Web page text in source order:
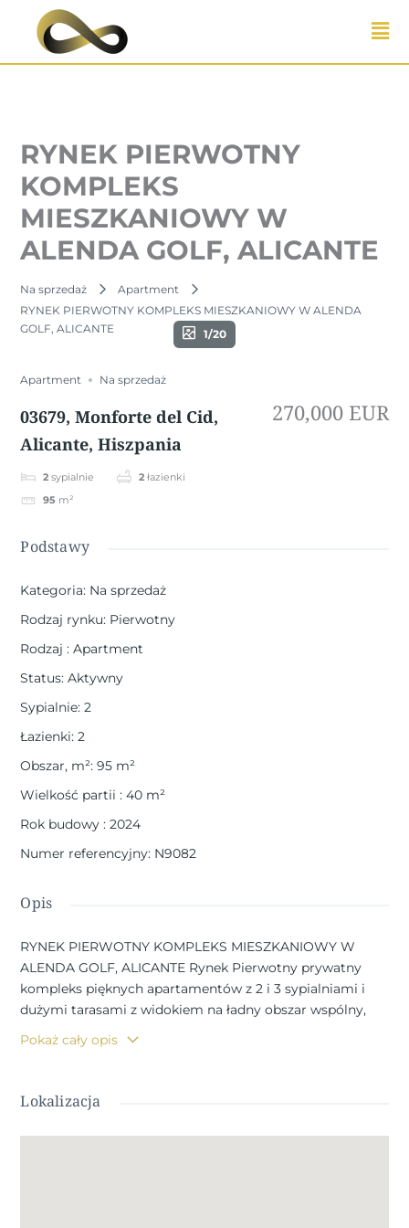
Przejdź
RYNEK PIERWOTNY
KOMPLEKS
MIESZKANIOWY W
ALENDA GOLF, ALICANTE
Na sprzedaż
Apartment
RYNEK PIERWOTNY KOMPLEKS MIESZKANIOWY W ALENDA
GOLF, ALICANTE
1/20
Apartment Na sprzedaż
03679, Monforte del Cid,
Alicante, Hiszpania
2 sypialnie 2 łazienki
95 m²
270,000 EUR
Podstawy
Kategoria: Na sprzedaż
Rodzaj rynku: Pierwotny
Rodzaj: Apartment
Status: Aktywny
Sypialnie: 2
Łazienki: 2
Obszar, m²: 95 m²
Wielkość partii: 40 m²
Rok budowy: 2024
Numer referencyjny: N9082
Opis
RYNEK PIERWOTNY KOMPLEKS MIESZKANIOWY W
ALENDA GOLF, ALICANTE Rynek Pierwotny prywatny
kompleks pięknych apartamentów z 2 i 3 sypialniami i
dużymi tarasami z widokiem na ładny obszar wspólny,
tętniącym życiem nocnym na plaży, łatwo dostępnym w
pełni wyposażoną kuchnię z płytą witroceramiczną,
wentylatorem wyciągowym i piekarnikiem, ciepłą wodę
dzięki ogrzewaniu aerotermalnemu, gładką białą farbę na
Pokaż cały opis
Lokalizacja